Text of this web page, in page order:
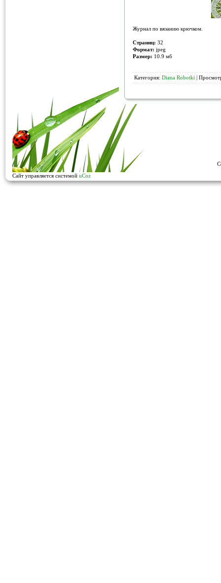
Журнал по вязанию крючком.
Страниц: 32
Формат: jpeg
Размер: 10.9 мб
Категория: Diana Robotki |
Сайт управляется системой uCoz